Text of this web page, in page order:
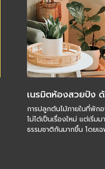
เนรมิตห้องสวยปัง
การปลูกต้นไม้ภายในที่พัก
ไม่ได้เป็นเรื่องใหม่ แต่เริ่ม
ธรรมชาติกันมากขึ้น โดยเ